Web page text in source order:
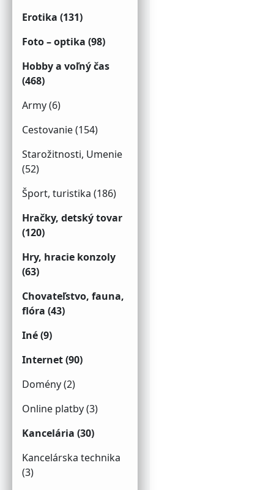
Erotika (131)
Foto – optika (98)
Hobby a voľný čas
(468)
Army (6)
Cestovanie (154)
Starožitnosti, Umenie
(52)
Šport, turistika (186)
Hračky, detský tovar
(120)
Hry, hracie konzoly
(63)
Chovateľstvo, fauna,
flóra (43)
Iné (9)
Internet (90)
Domény (2)
Online platby (3)
Kancelária (30)
Kancelárska technika
(3)